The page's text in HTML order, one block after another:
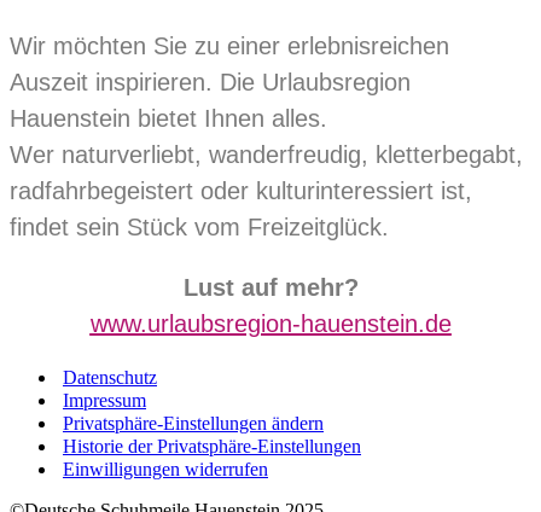
Wir möchten Sie zu einer erlebnisreichen
Auszeit inspirieren. Die Urlaubsregion
Hauenstein bietet Ihnen alles.
Wer naturverliebt, wanderfreudig, kletterbegabt,
radfahrbegeistert oder kulturinteressiert ist,
findet sein Stück vom Freizeitglück.
Lust auf mehr?
www.urlaubsregion-hauenstein.de
Datenschutz
Impressum
Privatsphäre-Einstellungen ändern
Historie der Privatsphäre-Einstellungen
Einwilligungen widerrufen